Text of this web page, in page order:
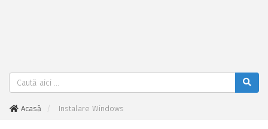
Acasă Instalare Windows